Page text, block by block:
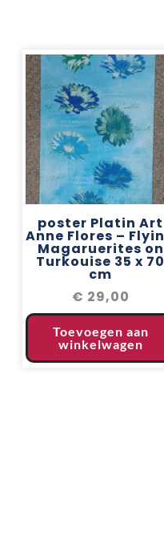
poster Platin Art
Anne Flores –
Magaruerites on
Turkouise 35 x 70
cm
€ 29,00
Toevoegen aan
winkelwagen